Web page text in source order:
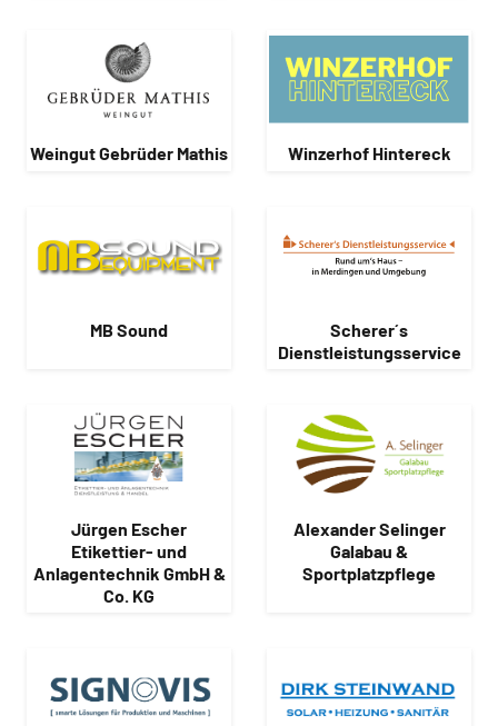
Weingut Gebrüder Mathis Winzerhof Hintereck
MB Sound
Scherer´s
Dienstleistungsservice
Jürgen Escher
Etikettier- und
Anlagentechnik GmbH &
Co. KG
Alexander Selinger
Galabau &
Sportplatzpflege